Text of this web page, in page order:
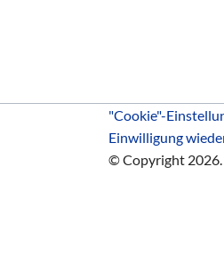
"Cookie"-
Einwilligung
© Copyright 2026.